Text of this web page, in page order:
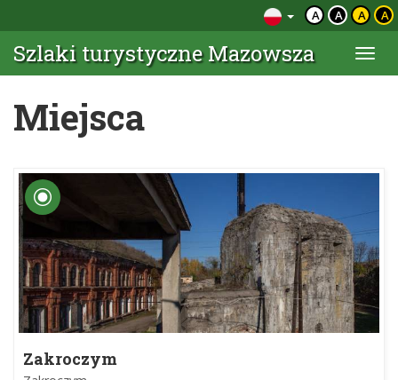
A A A A
Szlaki turystyczne Mazowsza
Miejsca
Zakroczym